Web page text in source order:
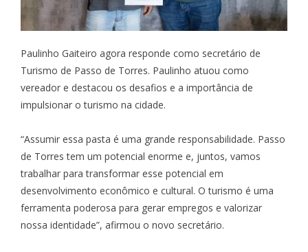
Paulinho Gaiteiro agora responde como secretário de
Turismo de Passo de Torres. Paulinho atuou como
vereador e destacou os desafios e a importância de
impulsionar o turismo na cidade.
“Assumir essa pasta é uma grande responsabilidade. Passo
de Torres tem um potencial enorme e, juntos, vamos
trabalhar para transformar esse potencial em
desenvolvimento econômico e cultural. O turismo é uma
ferramenta poderosa para gerar empregos e valorizar
nossa identidade”, afirmou o novo secretário.